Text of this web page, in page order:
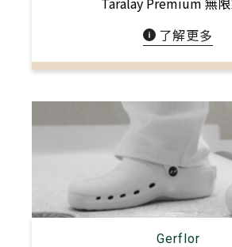
了解更多
Gerflor